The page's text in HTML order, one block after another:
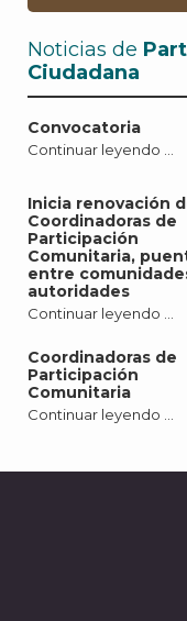
Noticias de
Ciudadana
Convocatoria
Continuar leyendo …
Inicia renovación
Coordinadoras de
Participación
Comunitaria,
entre
autoridades
Continuar leyendo …
Coordinadoras de
Participación
Comunitaria
Continuar leyendo …